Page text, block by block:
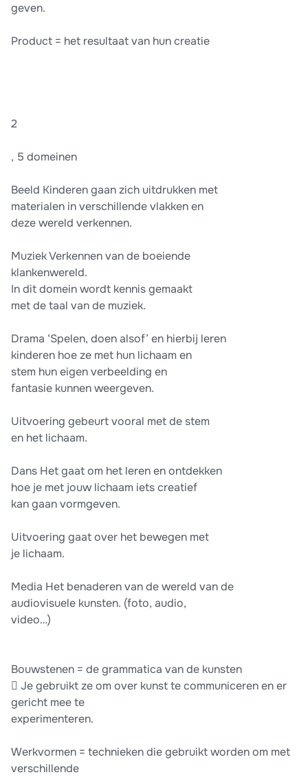
geven.
Product = het resultaat van hun creatie
2
, 5 domeinen
Beeld Kinderen gaan zich uitdrukken met
materialen in verschillende vlakken en
deze wereld verkennen.
Muziek Verkennen van de boeiende
klankenwereld.
In dit domein wordt kennis gemaakt
met de taal van de muziek.
Drama ‘Spelen, doen alsof’ en hierbij leren
kinderen hoe ze met hun lichaam en
stem hun eigen verbeelding en
fantasie kunnen weergeven.
Uitvoering gebeurt vooral met de stem
en het lichaam.
Dans Het gaat om het leren en ontdekken
hoe je met jouw lichaam iets creatief
kan gaan vormgeven.
Uitvoering gaat over het bewegen met
je lichaam.
Media Het benaderen van de wereld van de
audiovisuele kunsten. (foto, audio,
video…)
Bouwstenen = de grammatica van de kunsten
 Je gebruikt ze om over kunst te communiceren en er
gericht mee te
experimenteren.
Werkvormen = technieken die gebruikt worden om met
verschillende